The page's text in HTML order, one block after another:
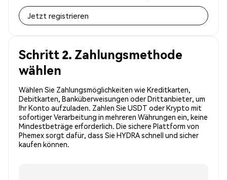
Jetzt registrieren
Schritt 2. Zahlungsmethode
wählen
Wählen Sie Zahlungsmöglichkeiten wie Kreditkarten,
Debitkarten, Banküberweisungen oder Drittanbieter, um
Ihr Konto aufzuladen. Zahlen Sie USDT oder Krypto mit
sofortiger Verarbeitung in mehreren Währungen ein, keine
Mindestbeträge erforderlich. Die sichere Plattform von
Phemex sorgt dafür, dass Sie HYDRA schnell und sicher
kaufen können.